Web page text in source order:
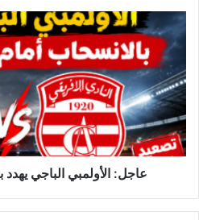
أ
س
ا
ر
أ
ض
ا
ح
ع
ا
ل
:
ا
ل
أ
و
عاجل: الأولمبي الباجي يهدد